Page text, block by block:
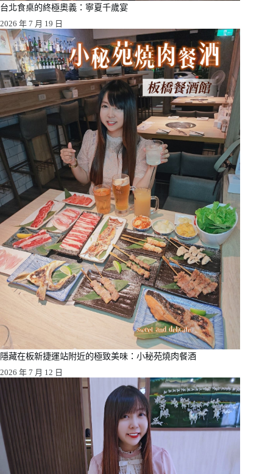
台北食桌的終極奧義：寧夏千歲宴
2026 年 7 月 19 日
隱藏在板新捷運站附近的極致美味：小秘苑燒肉餐酒
2026 年 7 月 12 日